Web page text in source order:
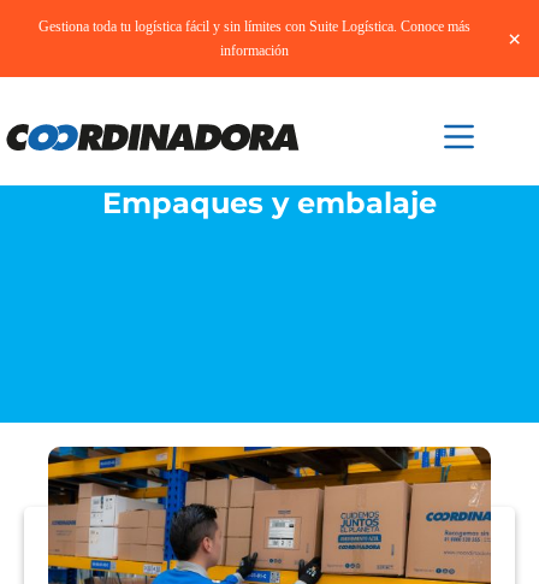
Gestiona toda tu logística fácil y sin límites con Suite Logística. Conoce más
información
×
Empaques y embalaje